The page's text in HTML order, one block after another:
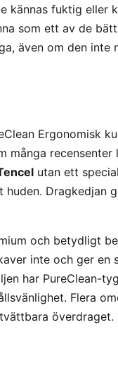
fuktig eller
som ett av de
även om den inte
Ergonomisk
många
utan ett
Dragkedjan
och betydligt
inte och ger en
har PureClean-
Flera
överdraget.